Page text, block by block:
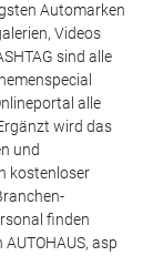
Automarken
Videos
sind alle
alle
wird das
und
kostenloser
finden
asp